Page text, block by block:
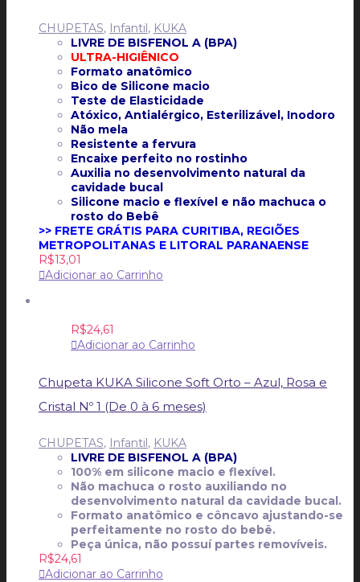
CHUPETAS, Infantil, KUKA
LIVRE DE BISFENOL A (BPA)
ULTRA-HIGIÊNICO
Formato anatômico
Bico de Silicone macio
Teste de Elasticidade
Atóxico, Antialérgico, Esterilizável, Inodoro
Não mela
Resistente a fervura
Encaixe perfeito no rostinho
Auxilia no desenvolvimento natural da
cavidade bucal
Silicone macio e flexível e não machuca o
rosto do Bebê
>> FRETE GRÁTIS PARA CURITIBA, REGIÕES
METROPOLITANAS E LITORAL PARANAENSE
R$13,01
Adicionar ao Carrinho
R$24,61
Adicionar ao Carrinho
Chupeta KUKA Silicone Soft Orto – Azul, Rosa e
Cristal Nº 1 (De 0 à 6 meses)
CHUPETAS, Infantil, KUKA
LIVRE DE BISFENOL A (BPA)
100% em silicone macio e flexível.
Não machuca o rosto auxiliando no
desenvolvimento natural da cavidade bucal.
Formato anatômico e côncavo ajustando-se
perfeitamente no rosto do bebê.
Peça única, não possuí partes removíveis.
R$24,61
Adicionar ao Carrinho